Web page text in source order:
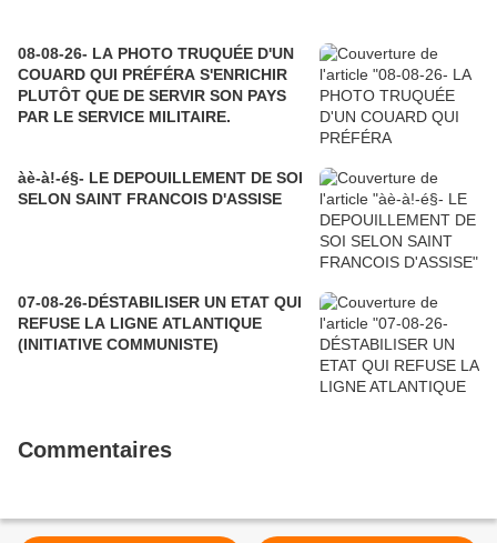
08-08-26- LA PHOTO TRUQUÉE D'UN
COUARD QUI PRÉFÉRA S'ENRICHIR
PLUTÔT QUE DE SERVIR SON PAYS
PAR LE SERVICE MILITAIRE.
àè-à!-é§- LE DEPOUILLEMENT DE SOI
SELON SAINT FRANCOIS D'ASSISE
07-08-26-DÉSTABILISER UN ETAT QUI
REFUSE LA LIGNE ATLANTIQUE
(INITIATIVE COMMUNISTE)
Commentaires